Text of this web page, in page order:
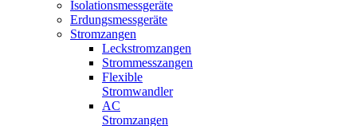
Isolationsmessgeräte
Erdungsmessgeräte
Stromzangen
Leckstromzangen
Strommesszangen
Flexible
Stromwandler
AC
Stromzangen